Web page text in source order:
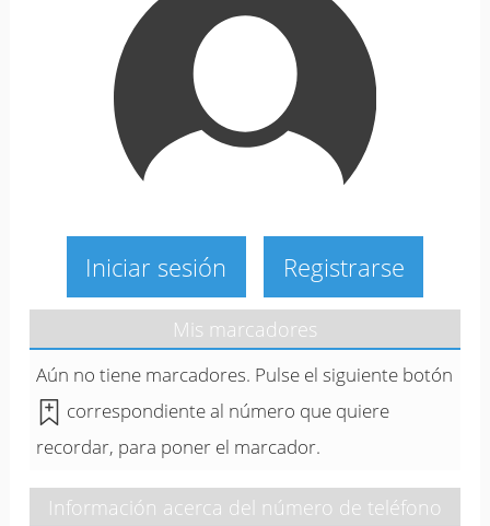
Iniciar sesión Registrarse
Mis marcadores
Aún no tiene marcadores. Pulse el siguiente botón
correspondiente al número que quiere
recordar, para poner el marcador.
Información acerca del número de teléfono